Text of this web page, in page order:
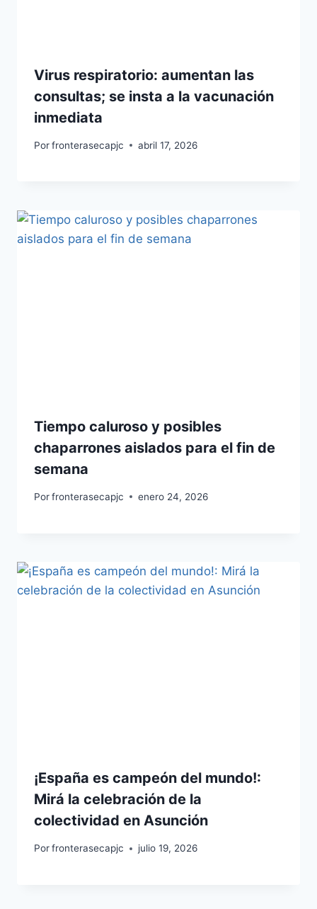
Virus respiratorio: aumentan las
consultas; se insta a la vacunación
inmediata
Porfronterasecapjc abril 17, 2026
Tiempo caluroso y posibles
chaparrones aislados para el fin de
semana
Porfronterasecapjc enero 24, 2026
¡España es campeón del mundo!:
Mirá la celebración de la
colectividad en Asunción
Porfronterasecapjc julio 19, 2026